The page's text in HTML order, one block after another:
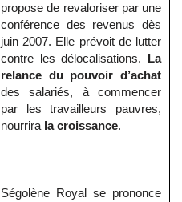
propose de revaloriser par une
conférence des revenus dès
juin 2007. Elle prévoit de lutter
contre les délocalisations. La
relance du pouvoir d’achat
des salariés, à commencer
par les travailleurs pauvres,
nourrira la croissance.
Ségolène Royal se prononce